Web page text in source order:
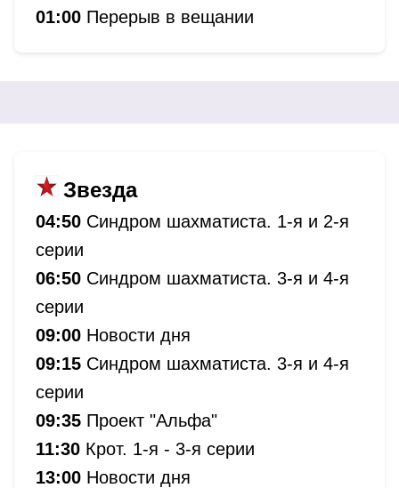
01:00 Перерыв в вещании
Звезда
04:50 Синдром шахматиста. 1-я и 2-я
серии
06:50 Синдром шахматиста. 3-я и 4-я
серии
09:00 Новости дня
09:15 Синдром шахматиста. 3-я и 4-я
серии
09:35 Проект "Альфа"
11:30 Крот. 1-я - 3-я серии
13:00 Новости дня